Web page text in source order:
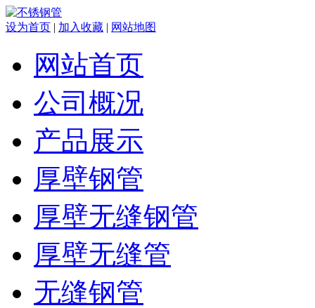
设为首页 | 加入收藏 | 网站地图
网站首页
公司概况
产品展示
厚壁钢管
厚壁无缝钢管
厚壁无缝管
无缝钢管